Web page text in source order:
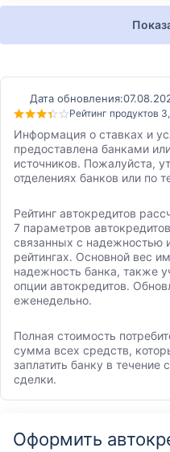
Дата обновления:
Рейтинг продуктов
Информация о ставках и
предоставлена банками
источников. Пожалуйста,
отделениях банков или по
Рейтинг автокредитов
7 параметров
связанных с надежностью
рейтингах. Основной вес
надежность банка, также
опции автокредитов.
еженедельно.
Полная стоимость
сумма всех средств,
заплатить банку в течение
сделки.
Оформить